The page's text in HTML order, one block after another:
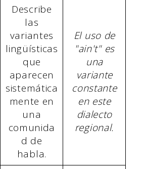
Describe
las
variantes
lingüísticas
que
aparecen
sistemática
mente en
una
comunida
d de
habla.
El uso de
"ain't" es
una
variante
constante
en este
dialecto
regional.